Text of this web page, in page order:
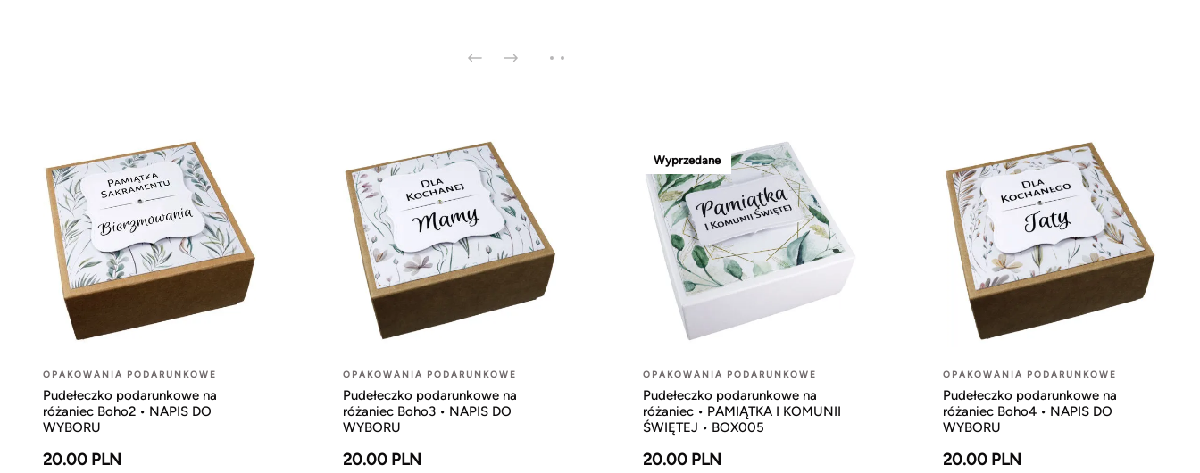
OPAKOWANIA PODARUNKOWE
Pudełeczko podarunkowe na
różaniec Boho2 • NAPIS DO
WYBORU
20.00 PLN
OPAKOWANIA PODARUNKOWE
Pudełeczko podarunkowe na
różaniec Boho3 • NAPIS DO
WYBORU
20.00 PLN
Wyprzedane
OPAKOWANIA PODARUNKOWE
Pudełeczko podarunkowe na
różaniec • PAMIĄTKA I KOMUNII
ŚWIĘTEJ • BOX005
20.00 PLN
OPAKOWANIA PODARUNKOWE
Pudełeczko podarunkowe na
różaniec Boho4 • NAPIS DO
WYBORU
20.00 PLN